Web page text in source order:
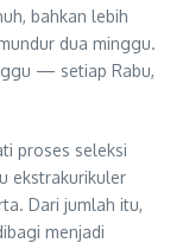
bahkan lebih
dua minggu.
— setiap Rabu,
proses seleksi
ekstrakurikuler
Dari jumlah itu,
menjadi